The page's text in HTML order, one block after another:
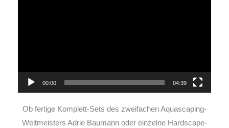
00:00 04:39
Ob fertige Komplett-Sets des zweifachen Aquascaping-
Weltmeisters Adrie Baumann oder einzelne Hardscape-